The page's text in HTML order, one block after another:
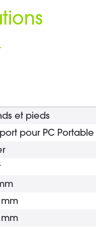
et pieds
pour PC Portable
mm
mm